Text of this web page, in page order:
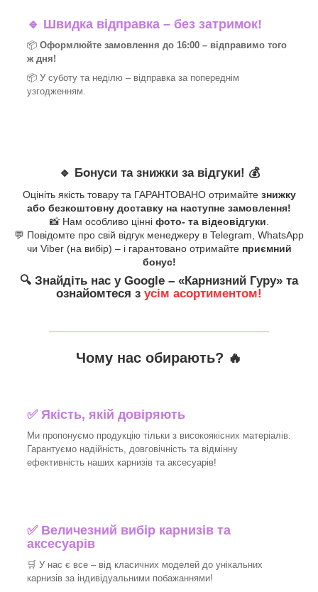
🔹 Швидка відправка – без затримок!
📦 Оформлюйте замовлення до 16:00 – відправимо того
ж дня!
📦 У суботу та неділю – відправка за попереднім
узгодженням.
🔹 Бонуси та знижки за відгуки! 💰
Оцініть якість товару та ГАРАНТОВАНО отримайте знижку
або безкоштовну доставку на наступне замовлення!
📸 Нам особливо цінні фото- та відеовідгуки.
💬 Повідомте про свій відгук менеджеру в Telegram, WhatsApp
чи Viber (на вибір) – і гарантовано отримайте приємний
бонус!
🔍 Знайдіть нас у Google – «Карнизний Гуру» та
ознайомтеся з усім асортиментом!
Чому нас обирають? 🔥
✅Якість, якій довіряють
Ми пропонуємо продукцію тільки з високоякісних матеріалів.
Гарантуємо надійність, довговічність та відмінну
ефективність наших карнизів та аксесуарів!​
✅ Величезний вибір карнизів та
аксесуарів
🛒 У нас є все – від класичних моделей до унікальних
карнизів за індивідуальними побажаннями!​